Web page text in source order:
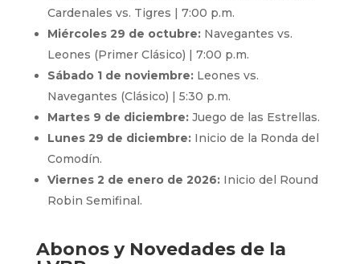
Cardenales vs. Tigres | 7:00 p.m.
Miércoles 29 de octubre:Navegantes vs.
Leones (Primer Clásico) | 7:00 p.m.
Sábado 1 de noviembre:Leones vs.
Navegantes (Clásico) | 5:30 p.m.
Martes 9 de diciembre:Juego de las Estrellas.
Lunes 29 de diciembre:Inicio de la Ronda del
Comodín.
Viernes 2 de enero de 2026:Inicio del Round
Robin Semifinal.
Abonos y Novedades de la